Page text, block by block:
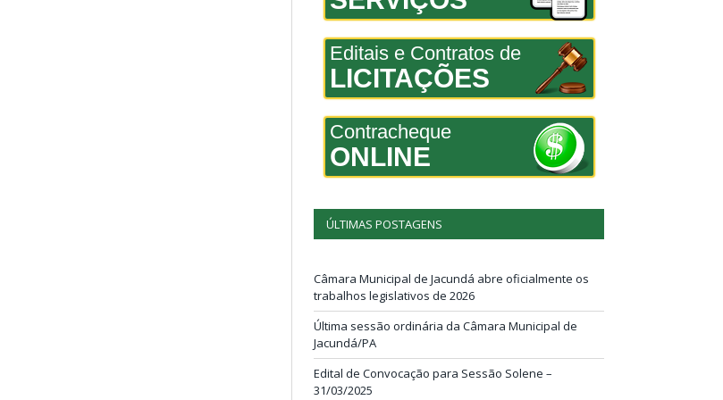
Editais e Contratos de
LICITAÇÕES
Contracheque
ONLINE
ÚLTIMAS POSTAGENS
Câmara Municipal de Jacundá abre oficialmente os
trabalhos legislativos de 2026
Última sessão ordinária da Câmara Municipal de
Jacundá/PA
Edital de Convocação para Sessão Solene –
31/03/2025